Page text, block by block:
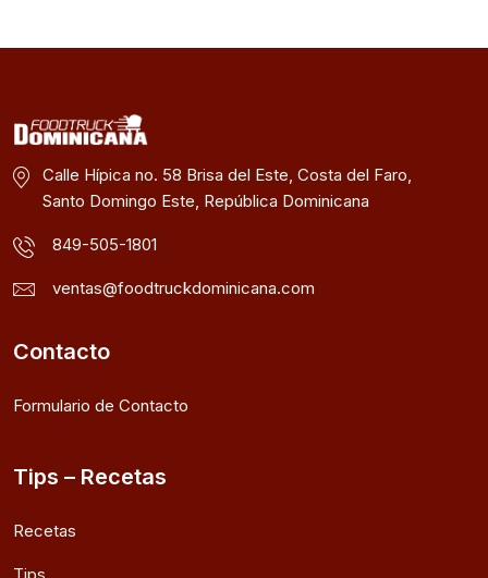
Calle Hípica no. 58 Brisa del Este, Costa del Faro,
Santo Domingo Este, República Dominicana
849-505-1801
ventas@foodtruckdominicana.com
Contacto
Formulario de Contacto
Tips – Recetas
Recetas
Tips